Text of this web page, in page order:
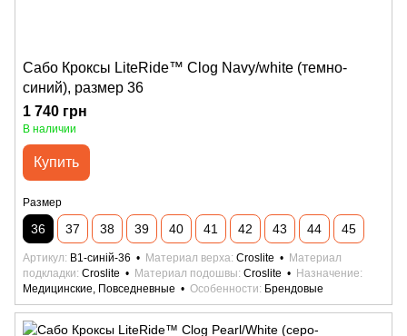
Сабо Кроксы LiteRide™ Clog Navy/white (темно-
синий), размер 36
1 740 грн
В наличии
Купить
Размер
36 37 38 39 40 41 42 43 44 45
Артикул B1-синій-36 Материал верха Croslite
Материал
подкладки Croslite Материал подошвы Croslite
Назначение
Медицинские, Повседневные
Особенности Брендовые